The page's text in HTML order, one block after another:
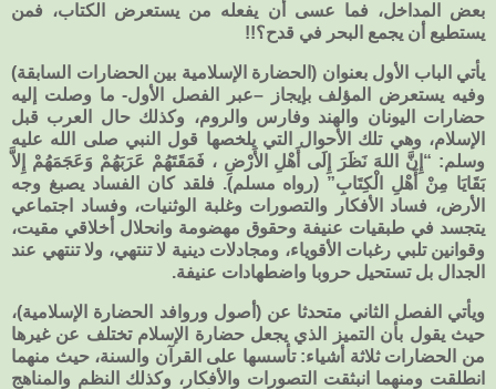
بعض المداخل، فما عسى أن يفعله من يستعرض الكتاب، فمن
يستطيع أن يجمع البحر في قدح؟!!
يأتي الباب الأول بعنوان (الحضارة الإسلامية بين الحضارات السابقة)
وفيه يستعرض المؤلف بإيجاز –عبر الفصل الأول- ما وصلت إليه
حضارات اليونان والهند وفارس والروم، وكذلك حال العرب قبل
الإسلام، وهي تلك الأحوال التي يلخصها قول النبي صلى الله عليه
وسلم: “إِنَّ اللهَ نَظَرَ إِلَى أَهْلِ الأَرْضِ ، فَمَقَتَهُمْ عَرَبَهُمْ وَعَجَمَهُمْ إِلاَّ
بَقَايَا مِنْ أَهْلِ الْكِتَابِ” (رواه مسلم). فلقد كان الفساد يصبغ وجه
الأرض، فساد الأفكار والتصورات وغلبة الوثنيات، وفساد اجتماعي
يتجسد في طبقيات عنيفة وحقوق مهضومة وانحلال أخلاقي مقيت،
وقوانين تلبي رغبات الأقوياء، ومجادلات دينية لا تنتهي، ولا تنتهي عند
الجدال بل تستحيل حروبا واضطهادات عنيفة.
ويأتي الفصل الثاني متحدثا عن (أصول وروافد الحضارة الإسلامية)،
حيث يقول بأن التميز الذي يجعل حضارة الإسلام تختلف عن غيرها
من الحضارات ثلاثة أشياء: تأسسها على القرآن والسنة، حيث منهما
انطلقت ومنهما انبثقت التصورات والأفكار، وكذلك النظم والمناهج